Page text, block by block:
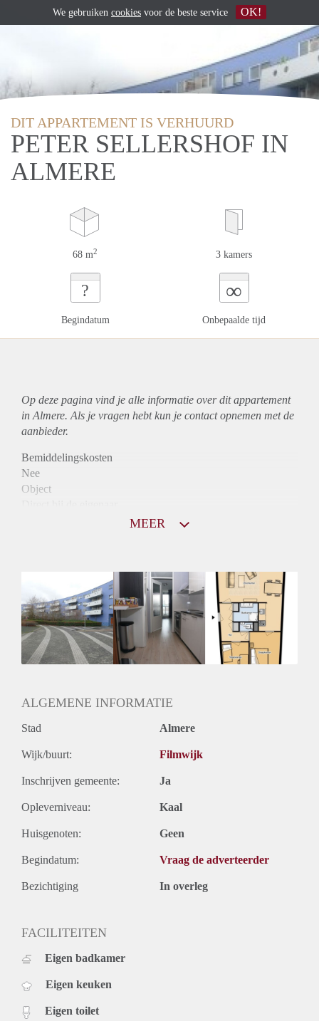
DIT APPARTEMENT IS VERHUURD
PETER SELLERSHOF IN
ALMERE
68 m2 3 kamers
?
Begindatum
∞
Onbepaalde tijd
Op deze pagina vind je alle informatie over ditappartement
in Almere. Als je vragen hebt kun je contact opnemen met de
aanbieder.
Bemiddelingskosten
Nee
Object
Niet mogelijk
Inkomen eis
2,9 X Maandhuur Bruto
Huurtermijn
Onbepaalde termijn
MEER
ALGEMENE INFORMATIE
Stad Almere
Wijk/buurt: Filmwijk
Inschrijven gemeente: Ja
Opleverniveau: Kaal
Huisgenoten: Geen
Begindatum: Vraag de adverteerder
Bezichtiging In overleg
FACILITEITEN
Eigen badkamer
Eigen keuken
Eigen toilet
We gebruiken cookies voor de beste service OK!